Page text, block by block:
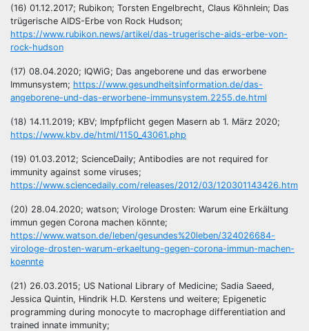
(16) 01.12.2017; Rubikon; Torsten Engelbrecht, Claus Köhnlein; Das
trügerische AIDS-Erbe von Rock Hudson;
https://www.rubikon.news/artikel/das-trugerische-aids-erbe-von-
rock-hudson
(17) 08.04.2020; IQWiG; Das angeborene und das erworbene
Immunsystem; https://www.gesundheitsinformation.de/das-
angeborene-und-das-erworbene-immunsystem.2255.de.html
(18) 14.11.2019; KBV; Impfpflicht gegen Masern ab 1. März 2020;
https://www.kbv.de/html/1150_43061.php
(19) 01.03.2012; ScienceDaily; Antibodies are not required for
immunity against some viruses;
https://www.sciencedaily.com/releases/2012/03/120301143426.htm
(20) 28.04.2020; watson; Virologe Drosten: Warum eine Erkältung
immun gegen Corona machen könnte;
https://www.watson.de/leben/gesundes%20leben/324026684-
virologe-drosten-warum-erkaeltung-gegen-corona-immun-machen-
koennte
(21) 26.03.2015; US National Library of Medicine; Sadia Saeed,
Jessica Quintin, Hindrik H.D. Kerstens und weitere; Epigenetic
programming during monocyte to macrophage differentiation and
trained innate immunity;